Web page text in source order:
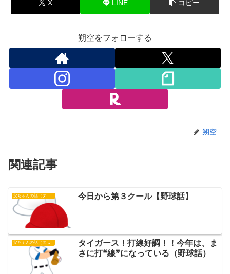
X LINE コピー
朔空をフォローする
朔空
関連記事
今日から第３クール【野球話】
父ちゃんの話（タイガース）
タイガース！打線好調！！今年は、ま
さに打❝線❞になっている（野球話）